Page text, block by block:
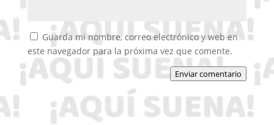
Guarda mi nombre, correo electrónico y web en
este navegador para la próxima vez que comente.
Enviar comentario